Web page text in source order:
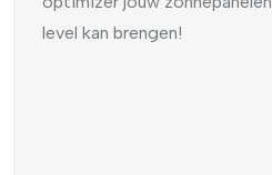
level kan brengen!